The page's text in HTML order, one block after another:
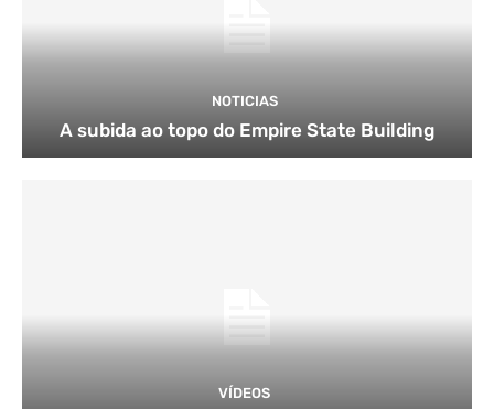
NOTICIAS
A subida ao topo do Empire State Building
VÍDEOS